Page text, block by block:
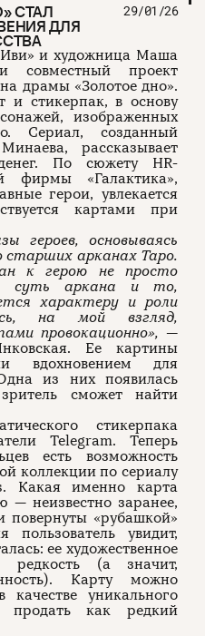
СТАЛ
ДЛЯ
29/01/26
и художница Маша
совместный проект
драмы «Золотое дно».
и стикерпак, в основу
изображенных
Сериал, созданный
рассказывает
По сюжету HR-
фирмы «Галактика»,
герои, увлекается
картами при
героев, основываясь
старших арканах Таро.
к герою не просто
суть аркана и то,
характеру и роли
на мой взгляд,
провокационно», —
Ее картины
вдохновением для
из них появилась
сможет найти
стикерпака
Telegram. Теперь
есть возможность
коллекции по сериалу
Какая именно карта
— неизвестно заранее,
повернуты «рубашкой»
пользователь увидит,
ее художественное
редкость (а значит,
Карту можно
уникального
как редкий